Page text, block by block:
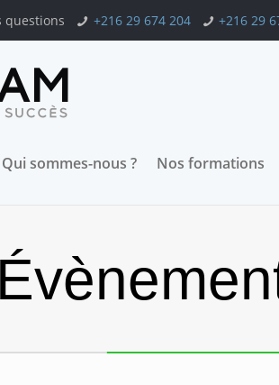
questions +216 29 674 204 +216 29
Qui sommes-nous ? Nos formations